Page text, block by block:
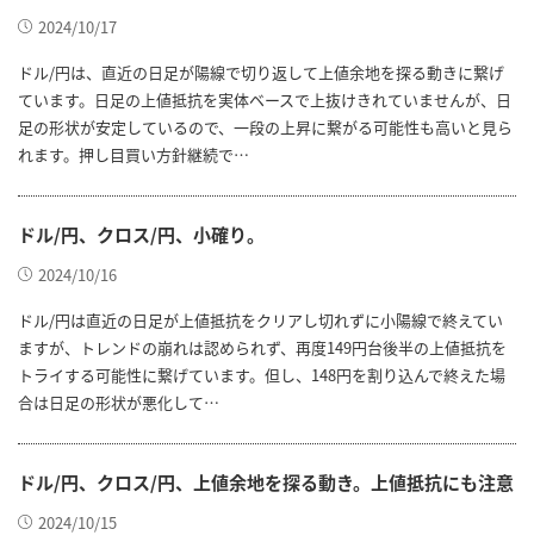
2024/10/17
ドル/円は、直近の日足が陽線で切り返して上値余地を探る動きに繋げ
ています。日足の上値抵抗を実体ベースで上抜けきれていませんが、日
足の形状が安定しているので、一段の上昇に繋がる可能性も高いと見ら
れます。押し目買い方針継続で…
ドル/円、クロス/円、小確り。
2024/10/16
ドル/円は直近の日足が上値抵抗をクリアし切れずに小陽線で終えてい
ますが、トレンドの崩れは認められず、再度149円台後半の上値抵抗を
トライする可能性に繋げています。但し、148円を割り込んで終えた場
合は日足の形状が悪化して…
ドル/円、クロス/円、上値余地を探る動き。上値抵抗にも注意
2024/10/15